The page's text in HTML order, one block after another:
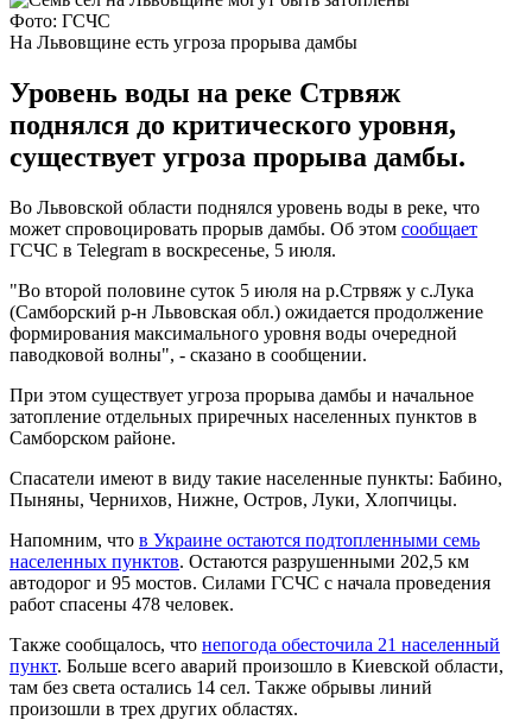
Фото: ГСЧС
На Львовщине есть угроза прорыва дамбы
Уровень воды на реке Стрвяж
поднялся до критического уровня,
существует угроза прорыва дамбы.
Во Львовской области поднялся уровень воды в реке, что
может спровоцировать прорыв дамбы. Об этом сообщает
ГСЧС в Telegram в воскресенье, 5 июля.
"Во второй половине суток 5 июля на р.Стрвяж у с.Лука
(Самборский р-н Львовская обл.) ожидается продолжение
формирования максимального уровня воды очередной
паводковой волны", - сказано в сообщении.
При этом существует угроза прорыва дамбы и начальное
затопление отдельных приречных населенных пунктов в
Самборском районе.
Спасатели имеют в виду такие населенные пункты: Бабино,
Пыняны, Чернихов, Нижне, Остров, Луки, Хлопчицы.
Напомним, что в Украине остаются подтопленными семь
населенных пунктов. Остаются разрушенными 202,5 км
автодорог и 95 мостов. Силами ГСЧС с начала проведения
работ спасены 478 человек.
Также сообщалось, что непогода обесточила 21 населенный
пункт. Больше всего аварий произошло в Киевской области,
там без света остались 14 сел. Также обрывы линий
произошли в трех других областях.